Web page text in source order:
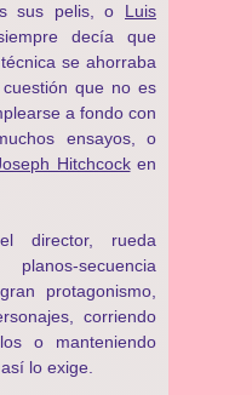
sus pelis, o Luis
decía que
se ahorraba
que no es
a fondo con
ensayos, o
Hitchcocken
director, rueda
secuencia
protagonismo,
corriendo
o manteniendo
lo exige.